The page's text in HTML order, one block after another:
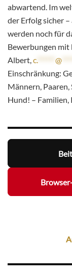
abwartend. Im
der Erfolg sicher
werden noch für
Bewerbungen
Albert,c.****** @
Einschränkung:
Männern,
Hund! – Familien,